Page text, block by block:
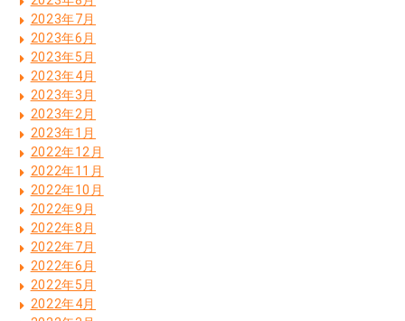
2023年7月
2023年6月
2023年5月
2023年4月
2023年3月
2023年2月
2023年1月
2022年12月
2022年11月
2022年10月
2022年9月
2022年8月
2022年7月
2022年6月
2022年5月
2022年4月